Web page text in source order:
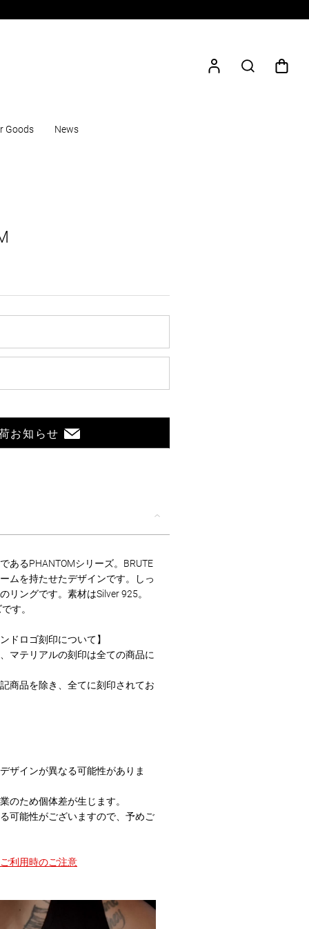
Goods News
お知らせ
あるPHANTOMシリーズ。BRUTE
ムを持たせたデザインです。しっ
リングです。素材はSilver 925。
す。
ドロゴ刻印について】
マテリアルの刻印は全ての商品に
商品を除き、全てに刻印されてお
ザインが異なる可能性がありま
のため個体差が生じます。
可能性がございますので、予めご
利用時のご注意